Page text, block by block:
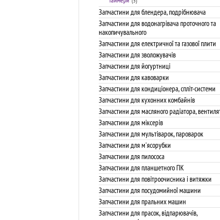
Запчастини для блендера, подрібнювача
Запчастини для водонагрівача проточного та
накопичувального
Запчастини для електричної та газової плити
Запчастини для зволожувачів
Запчастини для йогуртниці
Запчастини для кавоварки
Запчастини для кондиціонера, спліт-системи
Запчастини для кухонних комбайнів
Запчастини для масляного радіатора,
Запчастини для міксерів
Запчастини для мультіварок, пароварок
Запчастини для м'ясорубки
Запчастини для пилососа
Запчастини для планшетного ПК
Запчастини для повітроочисника і витяжки
Запчастини для посудомийної машини
Запчастини для пральних машин
Запчастини для прасок, відпарювачів,